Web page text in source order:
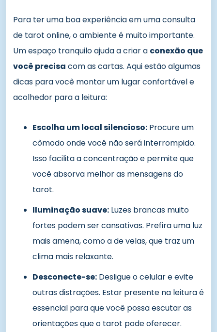
Para ter uma boa experiência em uma consulta
de tarot online, o ambiente é muito importante.
Um espaço tranquilo ajuda a criar a conexão que
você precisa com as cartas. Aqui estão algumas
dicas para você montar um lugar confortável e
acolhedor para a leitura:
Escolha um local silencioso: Procure um
cômodo onde você não será interrompido.
Isso facilita a concentração e permite que
você absorva melhor as mensagens do
tarot.
Iluminação suave: Luzes brancas muito
fortes podem ser cansativas. Prefira uma luz
mais amena, como a de velas, que traz um
clima mais relaxante.
Desconecte-se: Desligue o celular e evite
outras distrações. Estar presente na leitura é
essencial para que você possa escutar as
orientações que o tarot pode oferecer.